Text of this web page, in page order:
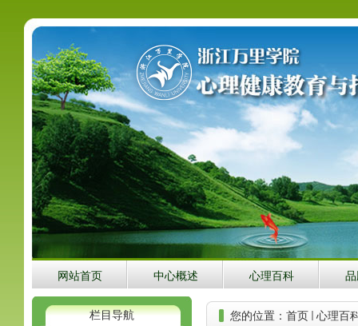
网站首页 中心概述 心理百科
栏目导航 您的位置： 首页 心理百